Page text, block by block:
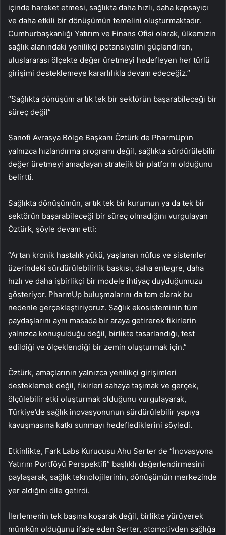
içinde hareket etmesi, sağlıkta daha hızlı, daha kapsayıcı
ve daha etkili bir dönüşümün temelini oluşturmaktadır.
Cumhurbaşkanlığı Yatırım ve Finans Ofisi olarak, ülkemizin
sağlık alanındaki yenilikçi potansiyelini güçlendiren,
uluslararası ölçekte değer üretmeyi hedefleyen her türlü
girişimi desteklemeye kararlılıkla devam edeceğiz.”
“Sağlıkta dönüşüm artık tek bir sektörün başarabileceği bir
süreç değil”
Sanofi Avrasya Bölge Başkanı Öztürk de PharmUp’ın
yalnızca hızlandırma programı değil, sağlıkta sürdürülebilir
değer üretmeyi amaçlayan stratejik bir platform olduğunu
belirtti.
Sağlıkta dönüşümün, artık tek bir kurumun ya da tek bir
sektörün başarabileceği bir süreç olmadığını vurgulayan
Öztürk, şöyle devam etti:
“Artan kronik hastalık yükü, yaşlanan nüfus ve sistemler
üzerindeki sürdürülebilirlik baskısı, daha entegre, daha
hızlı ve daha işbirlikçi bir modele ihtiyaç duyduğumuzu
gösteriyor. PharmUp buluşmalarını da tam olarak bu
nedenle gerçekleştiriyoruz. Sağlık ekosisteminin tüm
paydaşlarını aynı masada bir araya getirerek fikirlerin
yalnızca konuşulduğu değil, birlikte tasarlandığı, test
edildiği ve ölçeklendiği bir zemin oluşturmak için.”
Öztürk, amaçlarının yalnızca yenilikçi girişimleri
desteklemek değil, fikirleri sahaya taşımak ve gerçek,
ölçülebilir etki oluşturmak olduğunu vurgulayarak,
Türkiye’de sağlık inovasyonunun sürdürülebilir yapıya
kavuşmasına katkı sunmayı hedeflediklerini söyledi.
Etkinlikte, Fark Labs Kurucusu Ahu Serter de “İnovasyona
Yatırım Portföyü Perspektifi” başlıklı değerlendirmesini
paylaşarak, sağlık teknolojilerinin, dönüşümün merkezinde
yer aldığını dile getirdi.
İlerlemenin tek başına koşarak değil, birlikte yürüyerek
mümkün olduğunu ifade eden Serter, otomotivden sağlığa